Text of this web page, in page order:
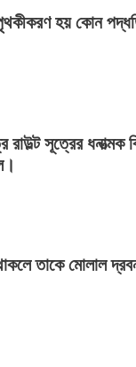
হয় কোন
রাউল্টসূত্রের ধনাত্মক
তাকেমোলাল